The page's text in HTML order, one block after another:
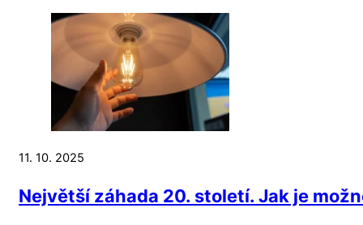
11. 10. 2025
Největší záhada 20. století. Jak je